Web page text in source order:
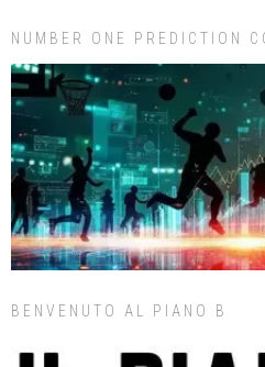
NUMBER ONE PREDICTION
BENVENUTO AL PIANO B